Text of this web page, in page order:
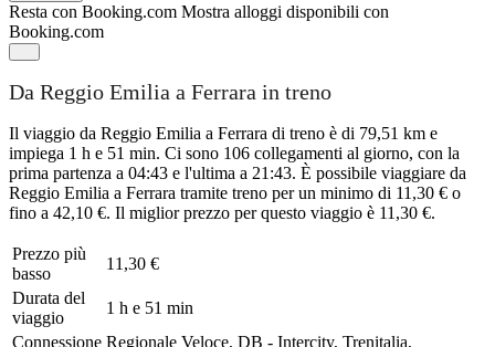
Resta con Booking.com Mostra alloggi disponibili con
Booking.com
Da Reggio Emilia a Ferrara in treno
Il viaggio da Reggio Emilia a Ferrara di treno è di 79,51 km e
impiega 1 h e 51 min. Ci sono 106 collegamenti al giorno, con la
prima partenza a 04:43 e l'ultima a 21:43. È possibile viaggiare da
Reggio Emilia a Ferrara tramite treno per un minimo di 11,30 € o
fino a 42,10 €. Il miglior prezzo per questo viaggio è 11,30 €.
Prezzo più
basso
11,30 €
Durata del
viaggio
1 h e 51 min
Connessione Regionale Veloce, DB - Intercity, Trenitalia,